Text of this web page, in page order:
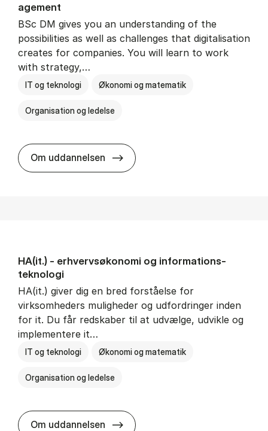
age­ment
BSc DM gives you an understanding of the
possibilities as well as challenges that digitalisation
creates for companies. You will learn to work
with strategy,…
IT og teknologi Økonomi og matematik
Organisation og ledelse
Om uddannelsen BSc in Busi­ness Ad­min­is­tra­tion
HA(it.) - erhvervs­økonomi og informations­
teknologi
HA(it.) giver dig en bred forståelse for
virksomheders muligheder og udfordringer inden
for it. Du får redskaber til at udvælge, udvikle og
implementere it…
IT og teknologi Økonomi og matematik
Organisation og ledelse
Om uddannelsen HA(it.) - erhvervs­økonomi og